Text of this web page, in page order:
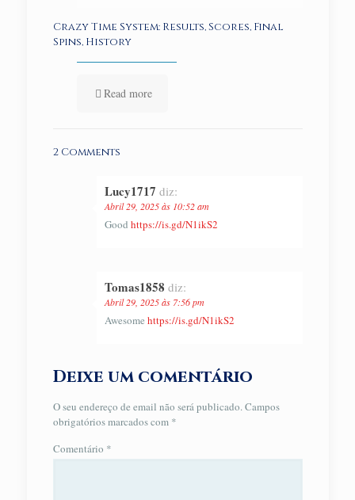
Crazy Time System: Results, Scores, Final
Spins, History
Read more
2 Comments
Lucy1717 diz:
Abril 29, 2025 às 10:52 am
Good https://is.gd/N1ikS2
Tomas1858 diz:
Abril 29, 2025 às 7:56 pm
Awesome https://is.gd/N1ikS2
Deixe um comentário
O seu endereço de email não será publicado.Campos
obrigatórios marcados com *
Comentário *